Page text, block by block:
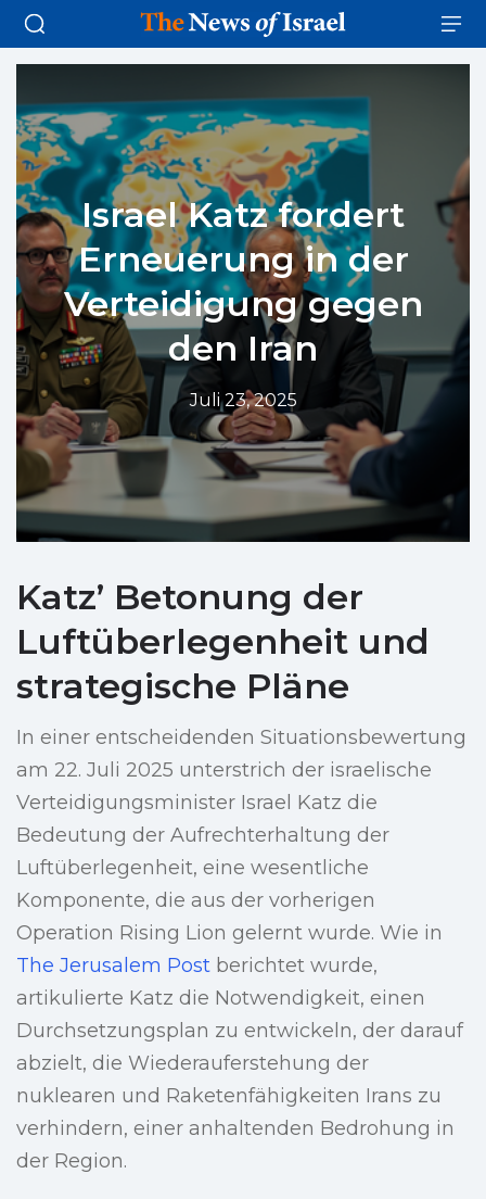
Israel Katz fordert
Erneuerung in der
Verteidigung gegen
den Iran
Juli 23, 2025
Katz’ Betonung der
Luftüberlegenheit und
strategische Pläne
In einer entscheidenden Situationsbewertung
am 22. Juli 2025 unterstrich der israelische
Verteidigungsminister Israel Katz die
Bedeutung der Aufrechterhaltung der
Luftüberlegenheit, eine wesentliche
Komponente, die aus der vorherigen
Operation Rising Lion gelernt wurde. Wie in
The Jerusalem Post berichtet wurde,
artikulierte Katz die Notwendigkeit, einen
Durchsetzungsplan zu entwickeln, der darauf
abzielt, die Wiederauferstehung der
nuklearen und Raketenfähigkeiten Irans zu
verhindern, einer anhaltenden Bedrohung in
der Region.